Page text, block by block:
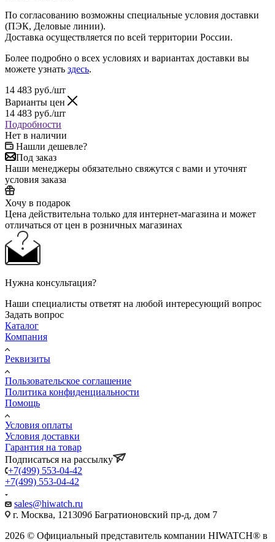
По согласованию возможны специальные условия доставки
(ПЭК, Деловые линии).
Доставка осуществляется по всей территории России.
Более подробно о всех условиях и вариантах доставки вы
можете узнать здесь.
14 483 руб./шт
Варианты цен
14 483 руб./шт
Подробности
Нет в наличии
Нашли дешевле?
Под заказ
Наши менеджеры обязательно свяжутся с вами и уточнят
условия заказа
Хочу в подарок
Цена действительна только для интернет-магазина и может
отличаться от цен в розничных магазинах
Нужна консультация?
Наши специалисты ответят на любой интересующий вопрос
Задать вопрос
Каталог
Компания
Реквизиты
Пользовательское соглашение
Политика конфиденциальности
Помощь
Условия оплаты
Условия доставки
Гарантия на товар
Подписаться на рассылку
+7(499) 553-04-42
+7(499) 553-04-42
sales@hiwatch.ru
г. Москва, 121309б Багратионовский пр-д, дом 7
2026 © Официальный представитель компании HIWATCH® в